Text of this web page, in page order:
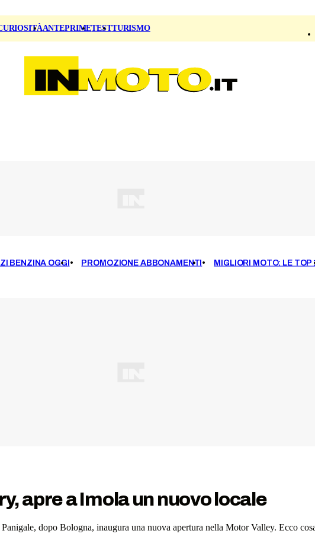
ANTEPRIMETESTTURISMO
BENZINA OGGI PROMOZIONE ABBONAMENTI MIGLIORI MOTO: LE TOP
apre a Imola un nuovo locale
dopo Bologna, inaugura una nuova apertura nella Motor Valley. Ecco